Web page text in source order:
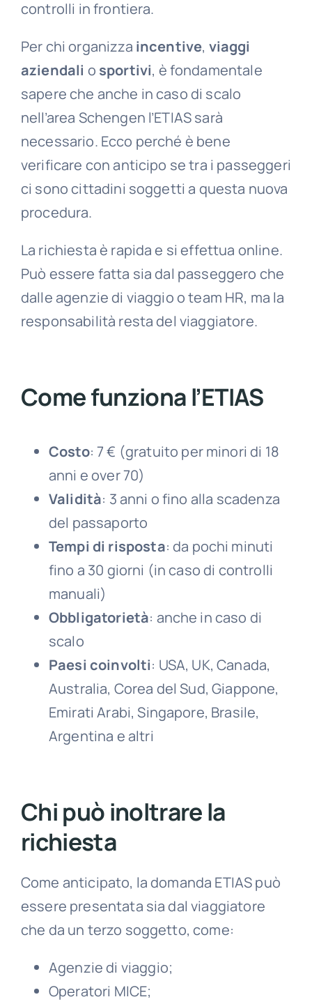
controlli in frontiera.
Per chi organizza incentive, viaggi
aziendali o sportivi, è fondamentale
sapere che anche in caso di scalo
nell’area Schengen l’ETIAS sarà
necessario. Ecco perché è bene
verificare con anticipo se tra i passeggeri
ci sono cittadini soggetti a questa nuova
procedura.
La richiesta è rapida e si effettua online.
Può essere fatta sia dal passeggero che
dalle agenzie di viaggio o team HR, ma la
responsabilità resta del viaggiatore.
Come funziona l’ETIAS
Costo: 7 € (gratuito per minori di 18
anni e over 70)
Validità: 3 anni o fino alla scadenza
del passaporto
Tempi di risposta: da pochi minuti
fino a 30 giorni (in caso di controlli
manuali)
Obbligatorietà: anche in caso di
scalo
Paesi coinvolti: USA, UK, Canada,
Australia, Corea del Sud, Giappone,
Emirati Arabi, Singapore, Brasile,
Argentina e altri
Chi può inoltrare la
richiesta
Come anticipato, la domanda ETIAS può
essere presentata sia dal viaggiatore
che da un terzo soggetto, come:
Agenzie di viaggio;
Operatori MICE;